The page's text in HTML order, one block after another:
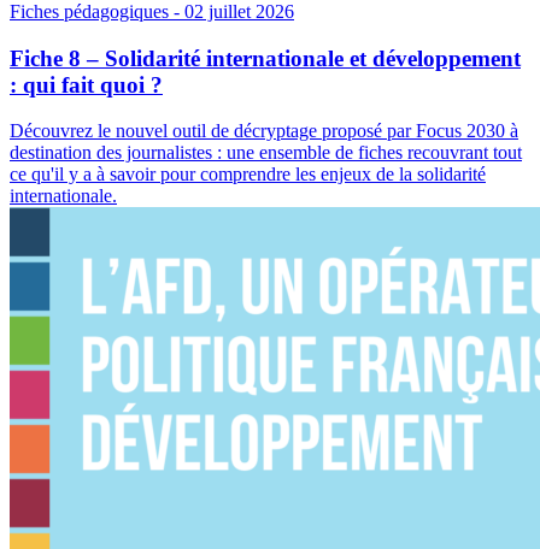
Fiches pédagogiques - 02 juillet 2026
Fiche 8 – Solidarité internationale et développement
: qui fait quoi ?
Découvrez le nouvel outil de décryptage proposé par Focus 2030 à
destination des journalistes : une ensemble de fiches recouvrant tout
ce qu'il y a à savoir pour comprendre les enjeux de la solidarité
internationale.